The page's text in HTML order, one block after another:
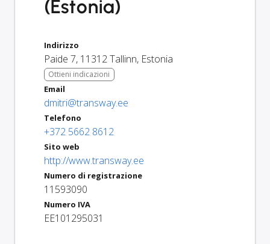
(Estonia)
Indirizzo
Paide 7, 11312Tallinn, Estonia
Ottieni indicazioni
Email
dmitri@transway.ee
Telefono
+372 5662 8612
Sito web
http://www.transway.ee
Numero di registrazione
11593090
Numero IVA
EE101295031